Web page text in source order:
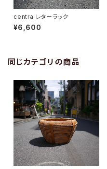
centra レターラック
¥6,600
同じカテゴリの商品